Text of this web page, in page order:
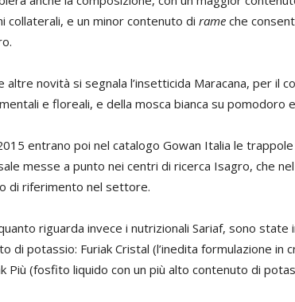
collaterali, e un minor contenuto di rame che
altre novità si segnala l’insetticida Maracana, per il
e floreali, e della mosca bianca su pomodoro
entrano poi nel catalogo Gowan Italia le
messe a punto nei centri di ricerca Isagro, che
di riferimento nel settore.
riguarda invece i nutrizionali Sariaf, sono
di potassio: Furiak Cristal (l’inedita formulazione in
Più (fosfito liquido con un più alto contenuto di